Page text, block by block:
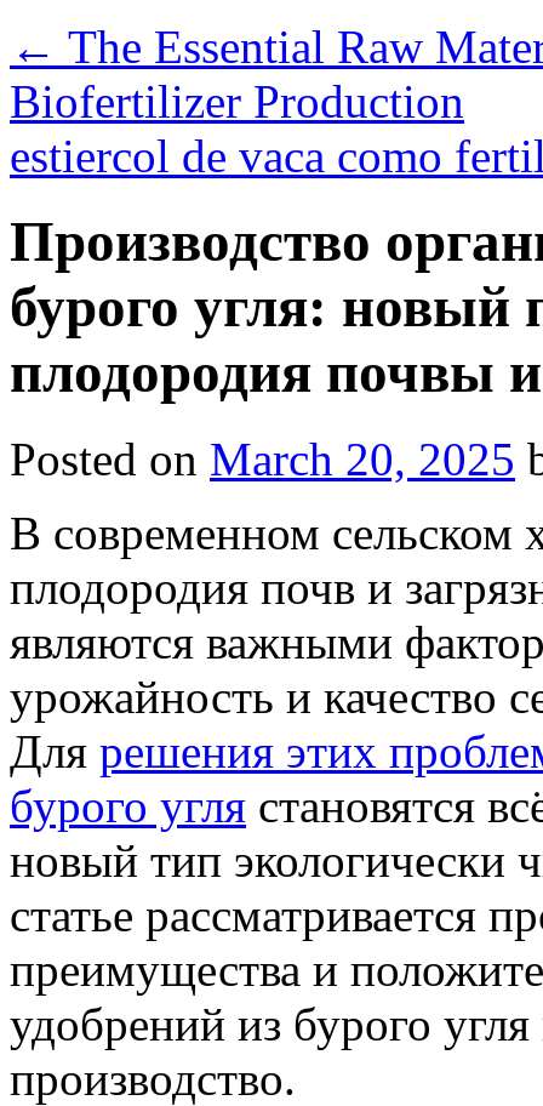
← The Essential Raw
Biofertilizer Production
estiercol de vaca como
Производство
бурого угля:
плодородия почвы
Posted on March 20, 2025
В современном сельском
плодородия почв и
являются важными
урожайность и качество
Для решения этих
бурого угля становятся
новый тип экологически
статье рассматривается
преимущества и
удобрений из бурого угля
производство.